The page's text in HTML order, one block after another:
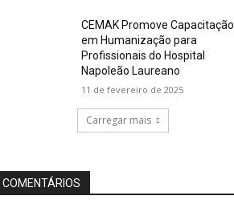
CEMAK Promove Capacitação
em Humanização para
Profissionais do Hospital
Napoleão Laureano
11 de fevereiro de 2025
Carregar mais
COMENTÁRIOS